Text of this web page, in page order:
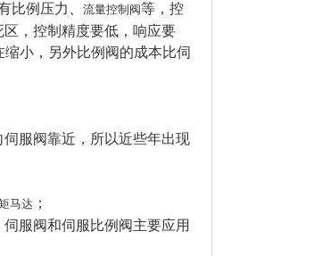
比例压力、 流量控制阀等，控
，控制精度要低，响应要
小，另外比例阀的成本比伺
服阀靠近，所以近些年出现
马达 ；
服阀和伺服比例阀主要应用